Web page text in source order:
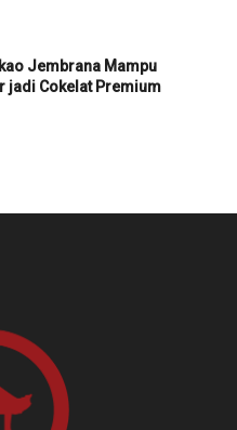
Jembrana Mampu
jadi Cokelat Premium